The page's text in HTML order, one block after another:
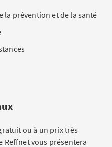
la prévention et de la santé
ou à un prix très
Reffnet vous présentera